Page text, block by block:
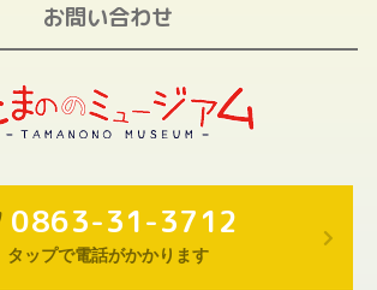
お問い合わせ
0863-31-3712
タップで電話がかかります